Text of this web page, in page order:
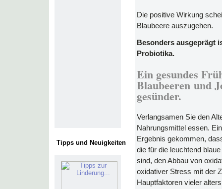
Tipps und Neuigkeiten
Die positive Wirkung
Blaubeere auszugehen.
Besonders ausgeprägt
Probiotika.
Ein gesundes
Blaubeeren und
gesünder.
Verlangsamen Sie den
Nahrungsmittel essen.
Ergebnis gekommen,
die für die leuchtend
sind, den Abbau von
oxidativer Stress mit der
Hauptfaktoren vieler